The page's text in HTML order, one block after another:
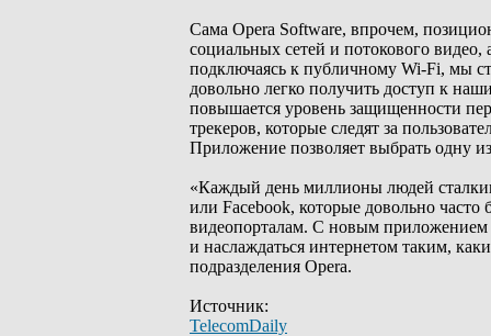
Сама Opera Software, впрочем,
социальных сетей и потокового
подключаясь к публичному Wi-Fi, мы
довольно легко получить доступ к
повышается уровень защищенности
трекеров, которые следят за
Приложение позволяет выбрать одну
«Каждый день миллионы людей
или Facebook, которые довольно
видеопорталам. С новым
и наслаждаться интернетом таким,
подразделения Opera.
Источник:
TelecomDaily